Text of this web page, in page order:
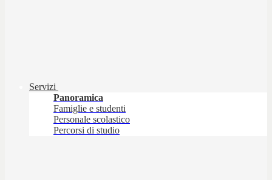
Servizi
Panoramica
Famiglie e studenti
Personale scolastico
Percorsi di studio